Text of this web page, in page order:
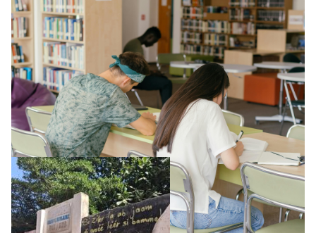
Supérieur privé : une dérive qui met à mal la
promesse républicaine
11 juillet 2026-
Le projet de loi sur la régulation de l’enseignement
supérieur privé met en lumière l’amplification d’un système
qui relègue l’acte pédagogique au superfétatoire, voire à…
Lire la suite →